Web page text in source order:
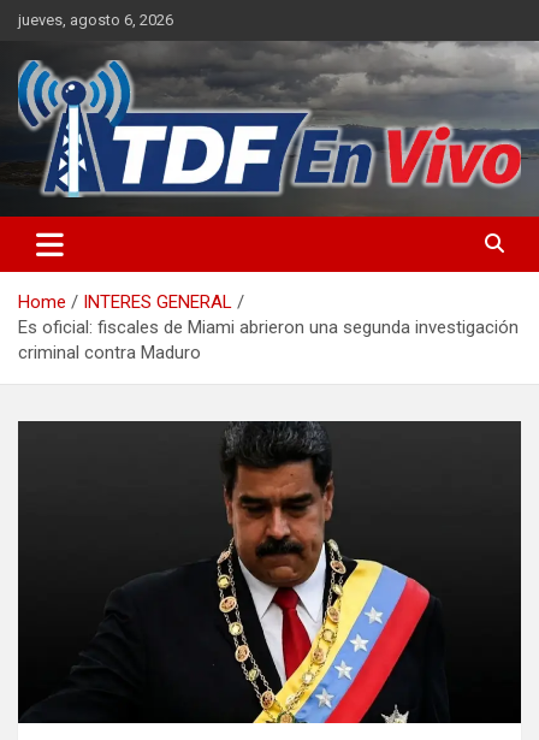
Skip
content
jueves, agosto 6, 2026
Home
INTERES GENERAL
Es oficial: fiscales de Miami abrieron una segunda investigación
criminal contra Maduro